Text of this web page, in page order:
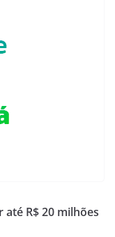
até R$ 20 milhões